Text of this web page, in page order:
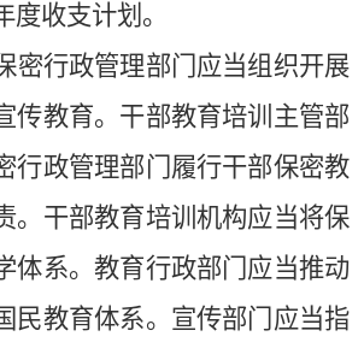
度收支计划。
行政管理部门应当组织开展
传教育。干部教育培训主管部
行政管理部门履行干部保密教
。干部教育培训机构应当将保
体系。教育行政部门应当推动
民教育体系。宣传部门应当指